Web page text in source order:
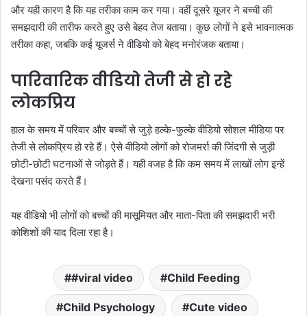
और यही कारण है कि यह तरीका काम कर गया। वहीं दूसरे यूजर ने बच्ची की
समझदारी की तारीफ करते हुए उसे बेहद तेज बताया। कुछ लोगों ने इसे भावनात्मक
तरीका कहा, जबकि कई यूजर्स ने वीडियो को बेहद मनोरंजक बताया।
पारिवारिक वीडियो तेजी से हो रहे
लोकप्रिय
हाल के समय में परिवार और बच्चों से जुड़े हल्के-फुल्के वीडियो सोशल मीडिया पर
तेजी से लोकप्रिय हो रहे हैं। ऐसे वीडियो लोगों को रोजमर्रा की जिंदगी से जुड़ी
छोटी-छोटी घटनाओं से जोड़ते हैं। यही वजह है कि कम समय में लाखों लोग इन्हें
देखना पसंद करते हैं।
यह वीडियो भी लोगों को बच्चों की मासूमियत और माता-पिता की समझदारी भरी
कोशिशों की याद दिला रहा है।
#viral video Child Feeding
Child Psychology Cute video